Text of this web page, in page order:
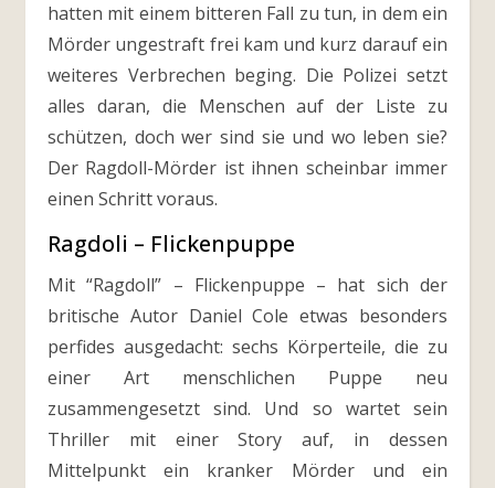
hatten mit einem bitteren Fall zu tun, in dem ein
Mörder ungestraft frei kam und kurz darauf ein
weiteres Verbrechen beging. Die Polizei setzt
alles daran, die Menschen auf der Liste zu
schützen, doch wer sind sie und wo leben sie?
Der Ragdoll-Mörder ist ihnen scheinbar immer
einen Schritt voraus.
Ragdoli – Flickenpuppe
Mit “Ragdoll” – Flickenpuppe – hat sich der
britische Autor Daniel Cole etwas besonders
perfides ausgedacht: sechs Körperteile, die zu
einer Art menschlichen Puppe neu
zusammengesetzt sind. Und so wartet sein
Thriller mit einer Story auf, in dessen
Mittelpunkt ein kranker Mörder und ein